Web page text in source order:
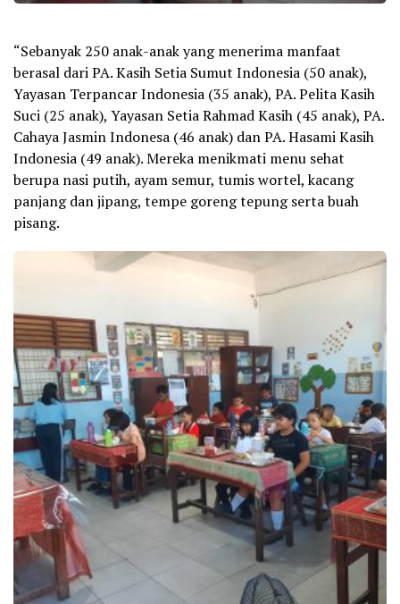
“Sebanyak 250 anak-anak yang menerima manfaat
berasal dari PA. Kasih Setia Sumut Indonesia (50 anak),
Yayasan Terpancar Indonesia (35 anak), PA. Pelita Kasih
Suci (25 anak), Yayasan Setia Rahmad Kasih (45 anak), PA.
Cahaya Jasmin Indonesa (46 anak) dan PA. Hasami Kasih
Indonesia (49 anak). Mereka menikmati menu sehat
berupa nasi putih, ayam semur, tumis wortel, kacang
panjang dan jipang, tempe goreng tepung serta buah
pisang.